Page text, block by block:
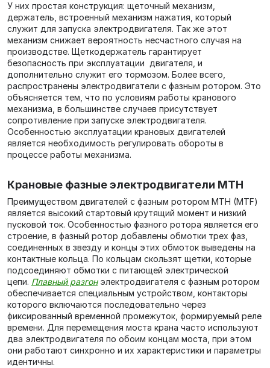
У них простая конструкция: щеточный механизм,
держатель, встроенный механизм нажатия, который
служит для запуска электродвигателя. Так же этот
механизм снижает вероятность несчастного случая на
производстве. Щеткодержатель гарантирует
безопасность при эксплуатации двигателя, и
дополнительно служит его тормозом. Более всего,
распространены электродвигатели с фазным ротором. Это
объясняется тем, что по условиям работы кранового
механизма, в большинстве случаев присутствует
сопротивление при запуске электродвигателя.
Особенностью эксплуатации крановых двигателей
является необходимость регулировать обороты в
процессе работы механизма.
Крановые фазные электродвигатели МТН
Преимуществом двигателей с фазным ротором МТН (MTF)
является высокий стартовый крутящий момент и низкий
пусковой ток. Особенностью фазного ротора является его
строение, в фазный ротор добавлены обмотки трех фаз,
соединенных в звезду и концы этих обмоток выведены на
контактные кольца. По кольцам скользят щетки, которые
подсоединяют обмотки с питающей электрической
цепи. Плавный разгонэлектродвигателя с фазным ротором
обеспечивается специальным устройством, контакторы
которого включаются последовательно через
фиксированный временной промежуток, формируемый реле
времени. Для перемещения моста крана часто используют
два электродвигателя по обоим концам моста, при этом
они работают синхронно и их характеристики и параметры
идентичны.